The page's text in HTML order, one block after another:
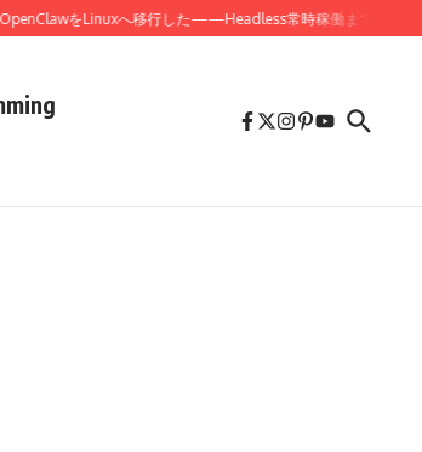
をLinuxへ移行した——Headless常時稼働までの全記録